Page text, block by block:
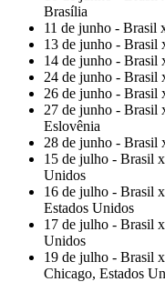
Brasília
11 de junho - Brasil
13 de junho - Brasil
14 de junho - Brasil
24 de junho - Brasil
26 de junho - Brasil
27 de junho - Brasil
Eslovênia
28 de junho - Brasil
15 de julho - Brasil
Unidos
16 de julho - Brasil
Estados Unidos
17 de julho - Brasil
Unidos
19 de julho - Brasil
Chicago, Estados